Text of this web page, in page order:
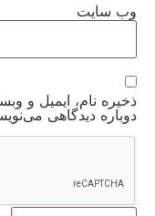
وب‌ سایت
ذخیره نام، ایمیل و
دوباره دیدگاهی